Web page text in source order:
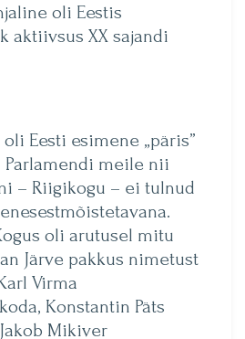
oli Eestis
aktiivsus XX sajandi
Eesti esimene „päris”
Parlamendi meile nii
– Riigikogu – ei tulnud
oli arutusel mitu
Järve pakkus nimetust
Virma
Konstantin Päts
Mikiver